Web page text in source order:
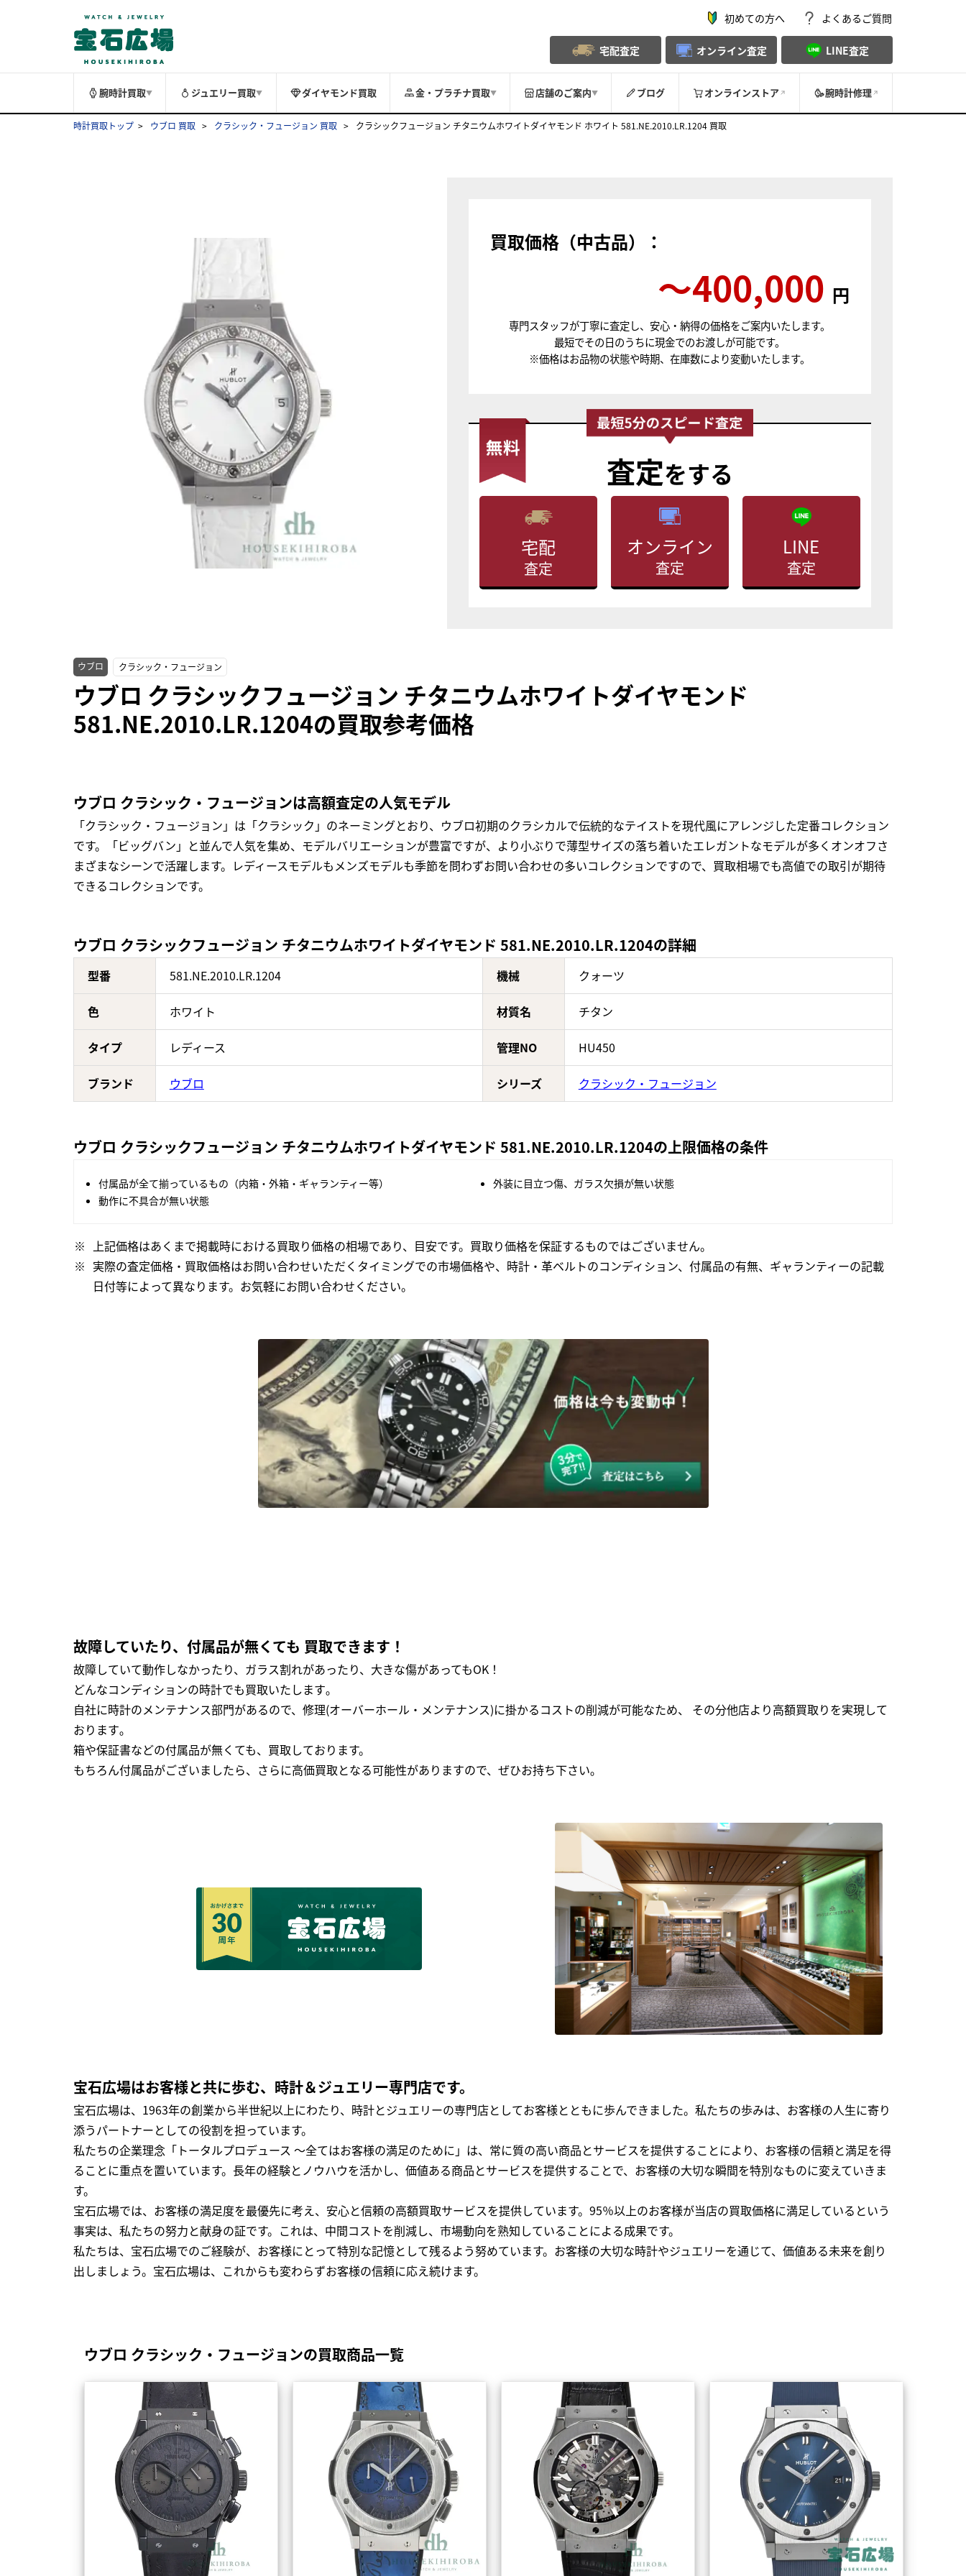
初めての方へ よくあるご質問
宅配査定 オンライン査定 LINE査定
腕時計買取▼ ジュエリー買取▼ ダイヤモンド買取 金・プラチナ買取▼ 店舗のご案内▼ ブログ オンラインストア 腕時計修理
時計買取トップ ウブロ 買取 クラシック・フュージョン 買取 クラシックフュージョン チタニウムホワイトダイヤモンド ホワイト 581.NE.2010.LR.1204 買取
買取価格（中古品）：
〜400,000 円
専門スタッフが丁寧に査定し、安心・納得の価格をご案内いたします。
最短でその日のうちに現金でのお渡しが可能です。
※価格はお品物の状態や時期、在庫数により変動いたします。
査定をする
宅配
査定
オンライン
査定
LINE
査定
ウブロ クラシック・フュージョン
ウブロ クラシックフュージョン チタニウムホワイトダイヤモンド
581.NE.2010.LR.1204の買取参考価格
ウブロ クラシック・フュージョンは高額査定の人気モデル
「クラシック・フュージョン」は「クラシック」のネーミングとおり、ウブロ初期のクラシカルで伝統的なテイストを現代風にアレンジした定番コレクション
です。「ビッグバン」と並んで人気を集め、モデルバリエーションが豊富ですが、より小ぶりで薄型サイズの落ち着いたエレガントなモデルが多くオンオフさ
まざまなシーンで活躍します。レディースモデルもメンズモデルも季節を問わずお問い合わせの多いコレクションですので、買取相場でも高値での取引が期待
できるコレクションです。
ウブロ クラシックフュージョン チタニウムホワイトダイヤモンド 581.NE.2010.LR.1204の詳細
型番 581.NE.2010.LR.1204 機械 クォーツ
色 ホワイト 材質名 チタン
タイプ レディース 管理NO HU450
ブランド ウブロ シリーズ クラシック・フュージョン
ウブロ クラシックフュージョン チタニウムホワイトダイヤモンド 581.NE.2010.LR.1204の上限価格の条件
付属品が全て揃っているもの（内箱・外箱・ギャランティー等）
外装に目立つ傷、ガラス欠損が無い状態
動作に不具合が無い状態
上記価格はあくまで掲載時における買取り価格の相場であり、目安です。買取り価格を保証するものではございません。
実際の査定価格・買取価格はお問い合わせいただくタイミングでの市場価格や、時計・革ベルトのコンディション、付属品の有無、ギャランティーの記載
日付等によって異なります。お気軽にお問い合わせください。
故障していたり、付属品が無くても 買取できます！
故障していて動作しなかったり、ガラス割れがあったり、大きな傷があってもOK！
どんなコンディションの時計でも買取いたします｡
自社に時計のメンテナンス部門があるので、修理(オーバーホール・メンテナンス)に掛かるコストの削減が可能なため、 その分他店より高額買取りを実現して
おります｡
箱や保証書などの付属品が無くても、買取しております。
もちろん付属品がございましたら、さらに高価買取となる可能性がありますので、ぜひお持ち下さい｡
宝石広場はお客様と共に歩む、時計＆ジュエリー専門店です。
宝石広場は、1963年の創業から半世紀以上にわたり、時計とジュエリーの専門店としてお客様とともに歩んできました。私たちの歩みは、お客様の人生に寄り
添うパートナーとしての役割を担っています。
私たちの企業理念「トータルプロデュース ～全てはお客様の満足のために」は、常に質の高い商品とサービスを提供することにより、お客様の信頼と満足を得
ることに重点を置いています。長年の経験とノウハウを活かし、価値ある商品とサービスを提供することで、お客様の大切な瞬間を特別なものに変えていきま
す。
宝石広場では、お客様の満足度を最優先に考え、安心と信頼の高額買取サービスを提供しています。95％以上のお客様が当店の買取価格に満足しているという
事実は、私たちの努力と献身の証です。これは、中間コストを削減し、市場動向を熟知していることによる成果です。
私たちは、宝石広場でのご経験が、お客様にとって特別な記憶として残るよう努めています。お客様の大切な時計やジュエリーを通じて、価値ある未来を創り
出しましょう。宝石広場は、これからも変わらずお客様の信頼に応え続けます。
ウブロ クラシック・フュージョンの買取商品一覧